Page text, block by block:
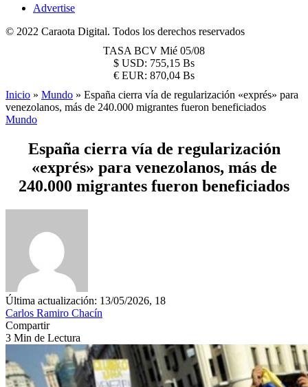
Advertise
© 2022 Caraota Digital. Todos los derechos reservados
TASA BCV Mié 05/08
$ USD: 755,15 Bs
€ EUR: 870,04 Bs
Inicio » Mundo » España cierra vía de regularización «exprés» para
venezolanos, más de 240.000 migrantes fueron beneficiados
Mundo
España cierra vía de regularización
«exprés» para venezolanos, más de
240.000 migrantes fueron beneficiados
Última actualización: 13/05/2026, 18
Carlos Ramiro Chacín
Compartir
3 Min de Lectura